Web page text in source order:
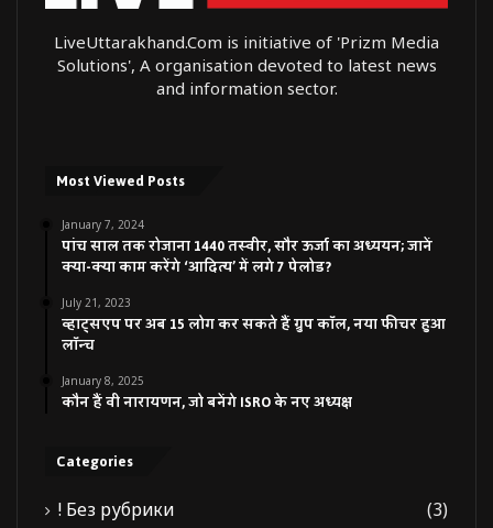
LiveUttarakhand.Com is initiative of 'Prizm Media
Solutions', A organisation devoted to latest news
and information sector.
Most Viewed Posts
January 7, 2024
पांच साल तक रोजाना 1440 तस्वीर, सौर ऊर्जा का अध्ययन; जानें
क्या-क्या काम करेंगे ‘आदित्य’ में लगे 7 पेलोड?
July 21, 2023
व्हाट्सएप पर अब 15 लोग कर सकते हैं ग्रुप कॉल, नया फीचर हुआ
लॉन्च
January 8, 2025
कौन हैं वी नारायणन, जो बनेंगे ISRO के नए अध्यक्ष
Categories
! Без рубрики
(3)